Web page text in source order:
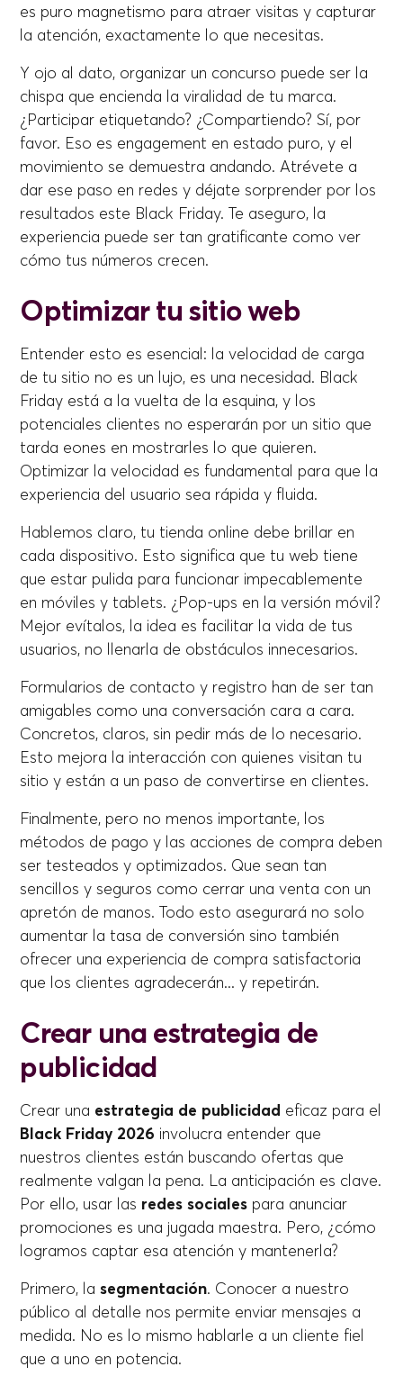
es puro magnetismo para atraer visitas y capturar
la atención, exactamente lo que necesitas.
Y ojo al dato, organizar un concurso puede ser la
chispa que encienda la viralidad de tu marca.
¿Participar etiquetando? ¿Compartiendo? Sí, por
favor. Eso es engagement en estado puro, y el
movimiento se demuestra andando. Atrévete a
dar ese paso en redes y déjate sorprender por los
resultados este Black Friday. Te aseguro, la
experiencia puede ser tan gratificante como ver
cómo tus números crecen.
Optimizar tu sitio web
Entender esto es esencial: la velocidad de carga
de tu sitio no es un lujo, es una necesidad. Black
Friday está a la vuelta de la esquina, y los
potenciales clientes no esperarán por un sitio que
tarda eones en mostrarles lo que quieren.
Optimizar la velocidad es fundamental para que la
experiencia del usuario sea rápida y fluida.
Hablemos claro, tu tienda online debe brillar en
cada dispositivo. Esto significa que tu web tiene
que estar pulida para funcionar impecablemente
en móviles y tablets. ¿Pop-ups en la versión móvil?
Mejor evítalos, la idea es facilitar la vida de tus
usuarios, no llenarla de obstáculos innecesarios.
Formularios de contacto y registro han de ser tan
amigables como una conversación cara a cara.
Concretos, claros, sin pedir más de lo necesario.
Esto mejora la interacción con quienes visitan tu
sitio y están a un paso de convertirse en clientes.
Finalmente, pero no menos importante, los
métodos de pago y las acciones de compra deben
ser testeados y optimizados. Que sean tan
sencillos y seguros como cerrar una venta con un
apretón de manos. Todo esto asegurará no solo
aumentar la tasa de conversión sino también
ofrecer una experiencia de compra satisfactoria
que los clientes agradecerán... y repetirán.
Crear una estrategia de
publicidad
Crear una estrategia de publicidad eficaz para el
Black Friday 2026 involucra entender que
nuestros clientes están buscando ofertas que
realmente valgan la pena. La anticipación es clave.
Por ello, usar las redes sociales para anunciar
promociones es una jugada maestra. Pero, ¿cómo
logramos captar esa atención y mantenerla?
Primero, lasegmentación. Conocer a nuestro
público al detalle nos permite enviar mensajes a
medida. No es lo mismo hablarle a un cliente fiel
que a uno en potencia.